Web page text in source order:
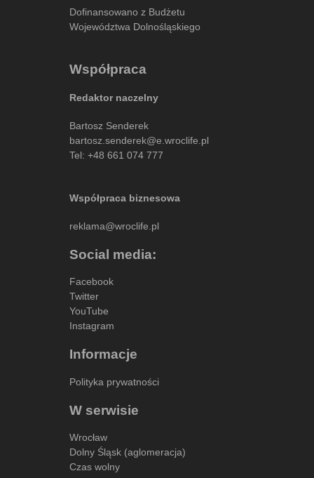
Dofinansowano z Budżetu
Województwa Dolnośląskiego
Współpraca
Redaktor naczelny
Bartosz Senderek
bartosz.senderek@e.wroclife.pl
Tel: +48 661 074 777
Współpraca biznesowa
reklama@wroclife.pl
Social media:
Facebook
Twitter
YouTube
Instagram
Informacje
Polityka prywatności
W serwisie
Wrocław
Dolny Śląsk (aglomeracja)
Czas wolny